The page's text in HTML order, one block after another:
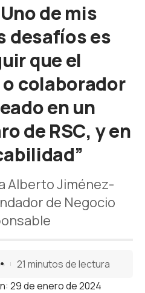
de mis
desafíos es
que el
colaborador
en un
de RSC, y en
Alberto Jiménez-
de Negocio
29 de enero de 2024
21 minutos de lectura